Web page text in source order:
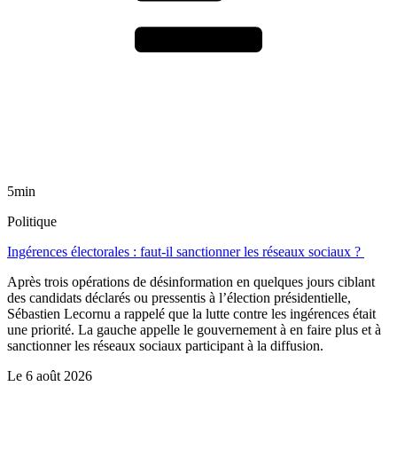
5min
Politique
Ingérences électorales : faut-il sanctionner les réseaux sociaux ?
Après trois opérations de désinformation en quelques jours ciblant
des candidats déclarés ou pressentis à l’élection présidentielle,
Sébastien Lecornu a rappelé que la lutte contre les ingérences était
une priorité. La gauche appelle le gouvernement à en faire plus et à
sanctionner les réseaux sociaux participant à la diffusion.
Le 6 août 2026